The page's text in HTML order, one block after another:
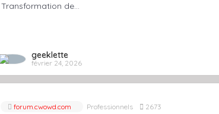
Transformation de…
geeklette
février 24, 2026
forum.cwowd.com Professionnels 2673